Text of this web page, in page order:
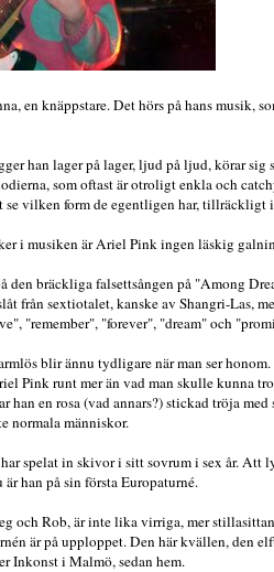
en knäppstare. Det hörs på hans musik,
han lager på lager, ljud på ljud, körar sig
som oftast är otroligt enkla och
se vilken form de egentligen har,
i musiken är Ariel Pink ingen läskig
den bräckliga falsettsången på "Among
från sextiotalet, kanske av Shangri-Las,
"remember", "forever", "dream" och
blir ännu tydligare när man ser
Pink runt mer än vad man skulle kunna
han en rosa (vad annars?) stickad tröja
normala människor.
spelat in skivor i sitt sovrum i sex år. Att
han på sin första Europaturné.
och Rob, är inte lika virriga, mer
är på upploppet. Den här kvällen, den
Inkonst i Malmö, sedan hem.